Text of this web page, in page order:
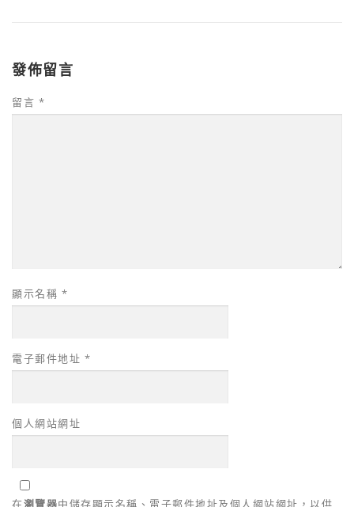
發佈留言
留言 *
顯示名稱 *
電子郵件地址 *
個人網站網址
在瀏覽器中儲存顯示名稱、電子郵件地址及個人網站網址，以供